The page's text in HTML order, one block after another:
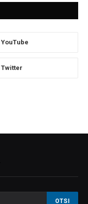
YouTube
Twitter